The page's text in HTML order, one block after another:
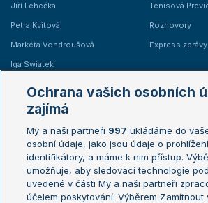
Jiří Lehečka
Petra Kvitová
Markéta Vondroušová
Iga Swiatek
Tenisová
Rozhovory
Express zprávy
Žebříčky
Žebříček ATP (muži)
Žebříček WTA (ženy)
Sázkařský žebříček
Australian
French Open
Wimbledon
US Open
Ochrana vašich osobních
zajímá
My a naši partneři 997 ukládáme do
osobní údaje, jako jsou údaje o
identifikátory, a máme k nim přístup.
umožňuje, aby sledovací technologie
uvedené v části My a naši partneři
účelem poskytování. Výběrem Zamítnout